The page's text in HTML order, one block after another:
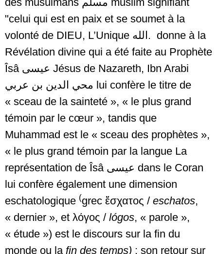
"celui qui est en paix et se soumet à la
volonté de DIEU, L’Unique الله. donne à la
Révélation divine qui a été faite au Prophète
Îsâ عيسى Jésus de Nazareth, Ibn Arabi
محي الدين بن عربي lui confère le titre de
« sceau de la sainteté », « le plus grand
témoin par le cœur », tandis que
Muhammad est le « sceau des prophètes »,
« le plus grand témoin par la langue La
représentation de Îsâ عيسى dans le Coran
lui confère également une dimension
eschatologique (grec ἔσχατος / eschatos,
« dernier », et λόγος / lógos, « parole »,
« étude ») est le discours sur la fin du
monde ou la fin des temps) : son retour sur